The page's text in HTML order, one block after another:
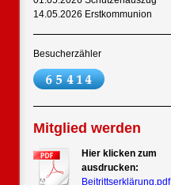
14.05.2026 Erstkommunion
Besucherzähler
Mitglied werden
Hier klicken zum
ausdrucken:
Beitrittserklärung.pdf